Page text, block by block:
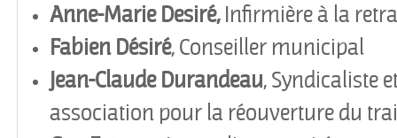
Anne-Marie Desiré,Infirmière à la
Fabien Désiré, Conseiller municipal
Jean-Claude Durandeau, Syndicaliste
association pour la réouverture du